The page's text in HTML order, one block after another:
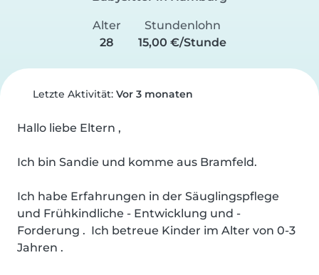
Alter
28
Stundenlohn
15,00 €/Stunde
Letzte Aktivität: Vor 3 monaten
Hallo liebe Eltern ,
Ich bin Sandie und komme aus Bramfeld.
Ich habe Erfahrungen in der Säuglingspflege
und Frühkindliche - Entwicklung und -
Forderung .  Ich betreue Kinder im Alter von 0-3
Jahren .